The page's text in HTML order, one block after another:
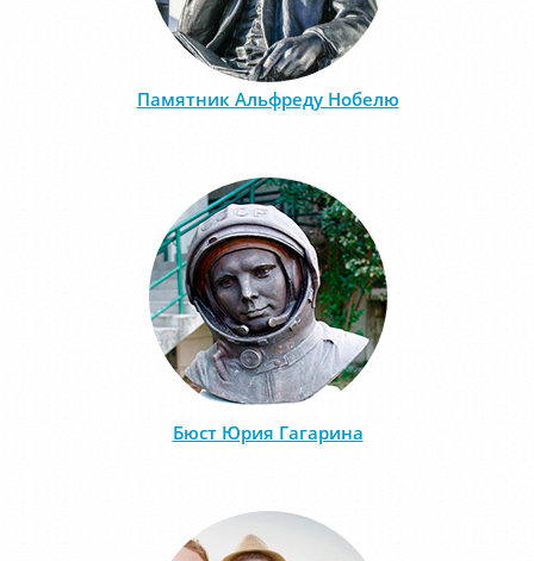
Памятник Альфреду Нобелю
Бюст Юрия Гагарина